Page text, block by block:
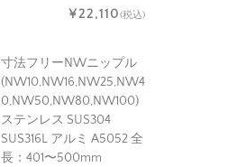
¥22,110(税込)
寸法フリーNWニップル
(NW10,NW16,NW25,NW4
0,NW50,NW80,NW100)
ステンレス SUS304
SUS316L アルミ A5052 全
長：401〜500mm